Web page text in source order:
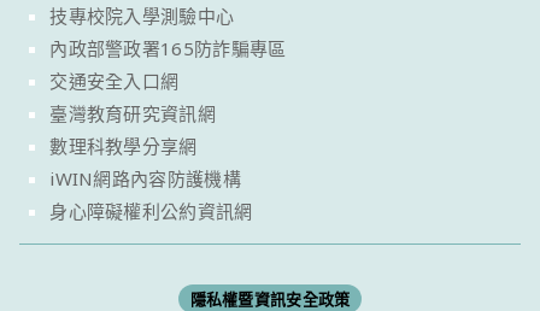
技專校院入學測驗中心
內政部警政署165防詐騙專區
交通安全入口網
臺灣教育研究資訊網
數理科教學分享網
iWIN網路內容防護機構
身心障礙權利公約資訊網
隱私權暨資訊安全政策